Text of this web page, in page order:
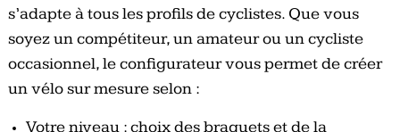
s’adapte à tous les profils de cyclistes. Que vous
soyez un compétiteur, un amateur ou un cycliste
occasionnel, le configurateur vous permet de créer
un vélo sur mesure selon :
Votre niveau : choix des braquets et de la